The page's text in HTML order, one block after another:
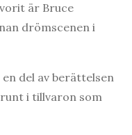
är Bruce
drömscenen i
del av berättelsen
i tillvaron som